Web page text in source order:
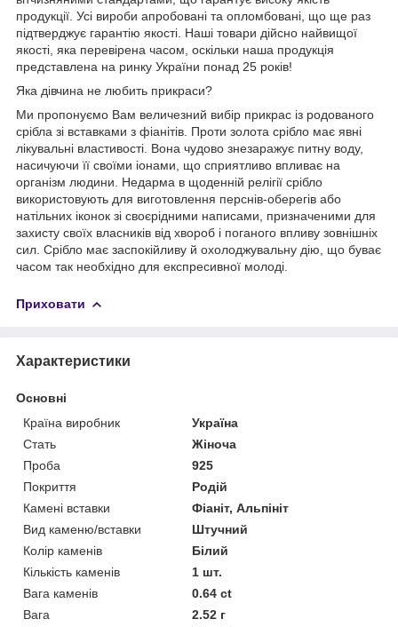
продукції. Усі вироби апробовані та опломбовані, що ще раз
підтверджує гарантію якості. Наші товари дійсно найвищої
якості, яка перевірена часом, оскільки наша продукція
представлена на ринку України понад 25 років!
Яка дівчина не любить прикраси?
Ми пропонуємо Вам величезний вибір прикрас із родованого
срібла зі вставками з фіанітів. Проти золота срібло має явні
лікувальні властивості. Вона чудово знезаражує питну воду,
насичуючи її своїми іонами, що сприятливо впливає на
організм людини. Недарма в щоденній релігії срібло
використовують для виготовлення перснів-оберегів або
натільних іконок зі своєрідними написами, призначеними для
захисту своїх власників від хвороб і поганого впливу зовнішніх
сил. Срібло має заспокійливу й охолоджувальну дію, що буває
часом так необхідно для експресивної молоді.
Приховати
Характеристики
Основні
Країна виробник
Україна
Стать
Жіноча
Проба
925
Покриття
Родій
Камені вставки
Фіаніт, Альпініт
Вид каменю/вставки
Штучний
Колір каменів
Білий
Кількість каменів
1 шт.
Вага каменів
0.64 ct
Вага
2.52 г